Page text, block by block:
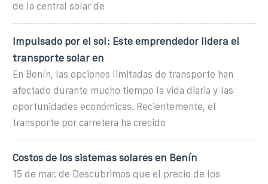
de la central solar de
Impulsado por el sol: Este emprendedor lidera el
transporte solar en
En Benín, las opciones limitadas de transporte han
afectado durante mucho tiempo la vida diaria y las
oportunidades económicas. Recientemente, el
transporte por carretera ha crecido
Costos de los sistemas solares en Benín
15 de mar. de Descubrimos que el precio de los